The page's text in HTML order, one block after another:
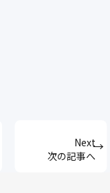
次の記事へ